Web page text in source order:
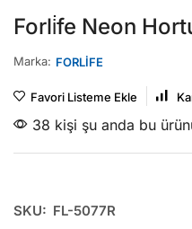
Forli̇fe Neon
Marka: FORLİFE
Favori Listeme Ekle
38 kişi şu anda bu
SKU: FL-5077R